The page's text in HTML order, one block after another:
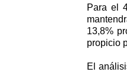
Para el
13,8%
propicio
El